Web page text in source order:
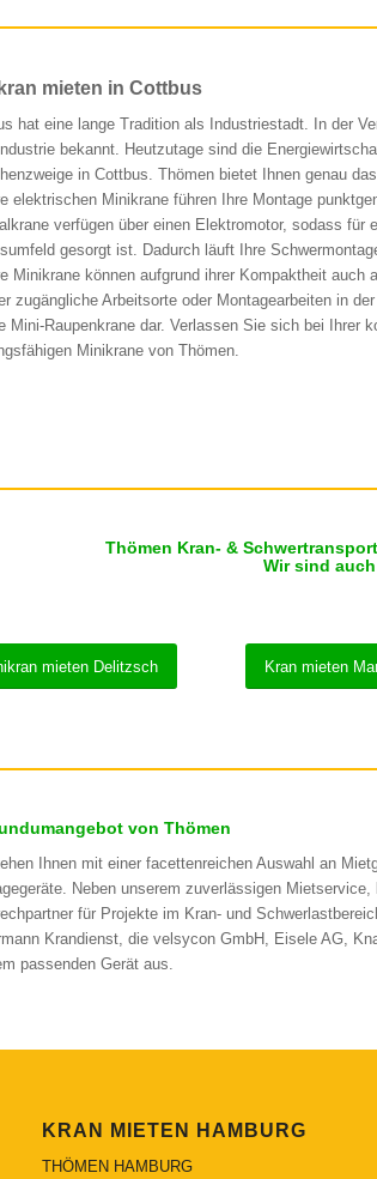
mieten in Cottbus
hat eine lange Tradition als Industriestadt. In der
bekannt. Heutzutage sind die
in Cottbus. Thömen bietet Ihnen genau
elektrischen Minikrane führen Ihre Montage
verfügen über einen Elektromotor, sodass für
gesorgt ist. Dadurch läuft Ihre
Minikrane können aufgrund ihrer Kompaktheit auch
zugängliche Arbeitsorte oder Montagearbeiten in
Mini-Raupenkrane dar. Verlassen Sie sich bei Ihrer
Minikrane von Thömen.
Thömen Kran- &
Wir sind
mieten Delitzsch Kran mieten
von Thömen
Ihnen mit einer facettenreichen Auswahl an
Neben unserem zuverlässigen
für Projekte im Kran- und
Krandienst, die velsycon GmbH, Eisele AG,
passenden Gerät aus.
KRAN MIETEN HAMBURG
THÖMEN HAMBURG